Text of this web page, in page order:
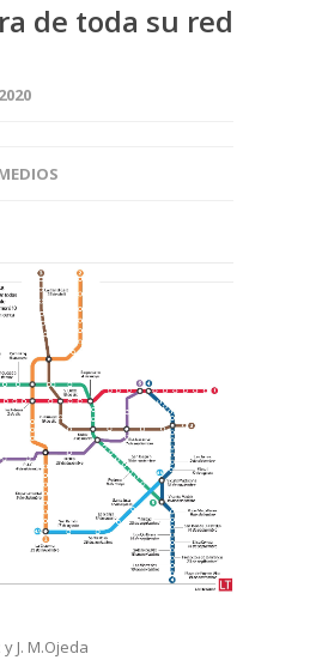
de toda su red
J. M.Ojeda